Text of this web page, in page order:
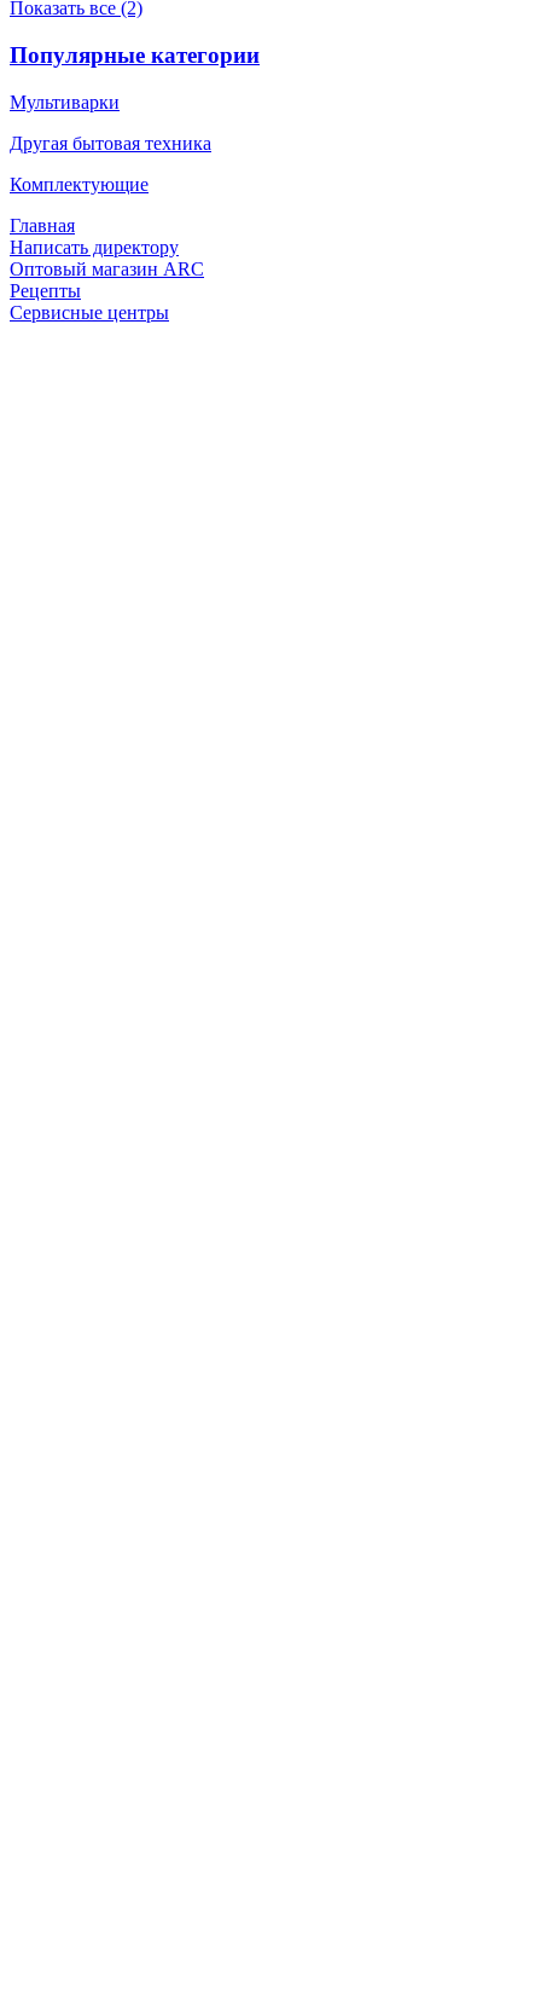
Показать все (2)
Популярные категории
Мультиварки
Другая бытовая техника
Комплектующие
Главная
Написать директору
Оптовый магазин ARC
Рецепты
Сервисные центры